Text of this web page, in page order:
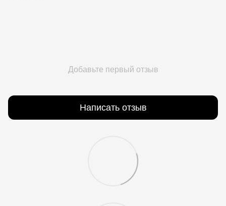
Добавьте первый отзыв
Написать отзыв